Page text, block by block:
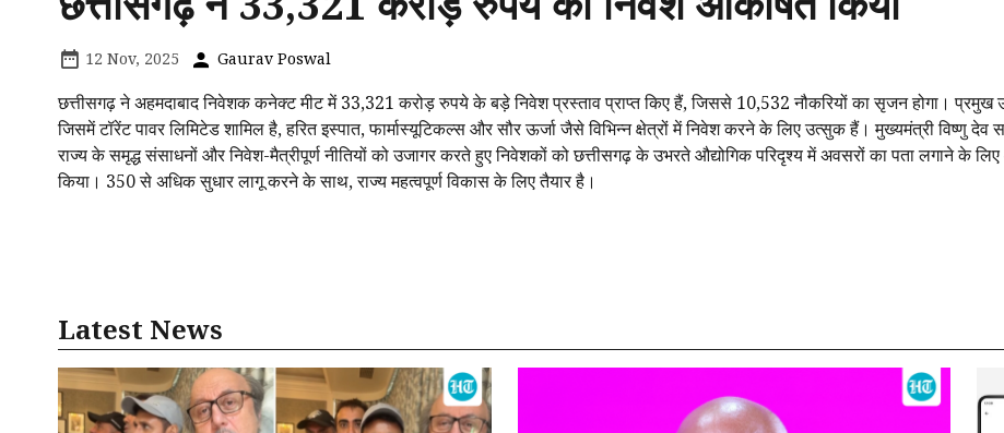
12 Nov, 2025 Gaurav Poswal
छत्तीसगढ़ ने अहमदाबाद निवेशक कनेक्ट मीट में 33,321 करोड़ रुपये के बड़े निवेश प्रस्ताव प्राप्त किए हैं, जिससे 10,532 नौकरियों का सृजन होगा। प्रमुख
जिसमें टॉरेंट पावर लिमिटेड शामिल है, हरित इस्पात, फार्मास्यूटिकल्स और सौर ऊर्जा जैसे विभिन्न क्षेत्रों में निवेश करने के लिए उत्सुक हैं। मुख्यमंत्री विष्णु देव
राज्य के समृद्ध संसाधनों और निवेश-मैत्रीपूर्ण नीतियों को उजागर करते हुए निवेशकों को छत्तीसगढ़ के उभरते औद्योगिक परिदृश्य में अवसरों का पता लगाने के
किया। 350 से अधिक सुधार लागू करने के साथ, राज्य महत्वपूर्ण विकास के लिए तैयार है।
Latest News